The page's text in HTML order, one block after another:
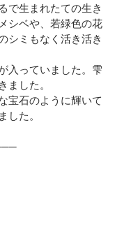
で生まれたての生き
シベや、若緑色の花
シミもなく活き活き
入っていました。雫
ました。
宝石のように輝いて
した。